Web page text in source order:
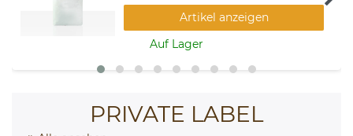
Artikel anzeigen
Auf Lager
PRIVATE LABEL